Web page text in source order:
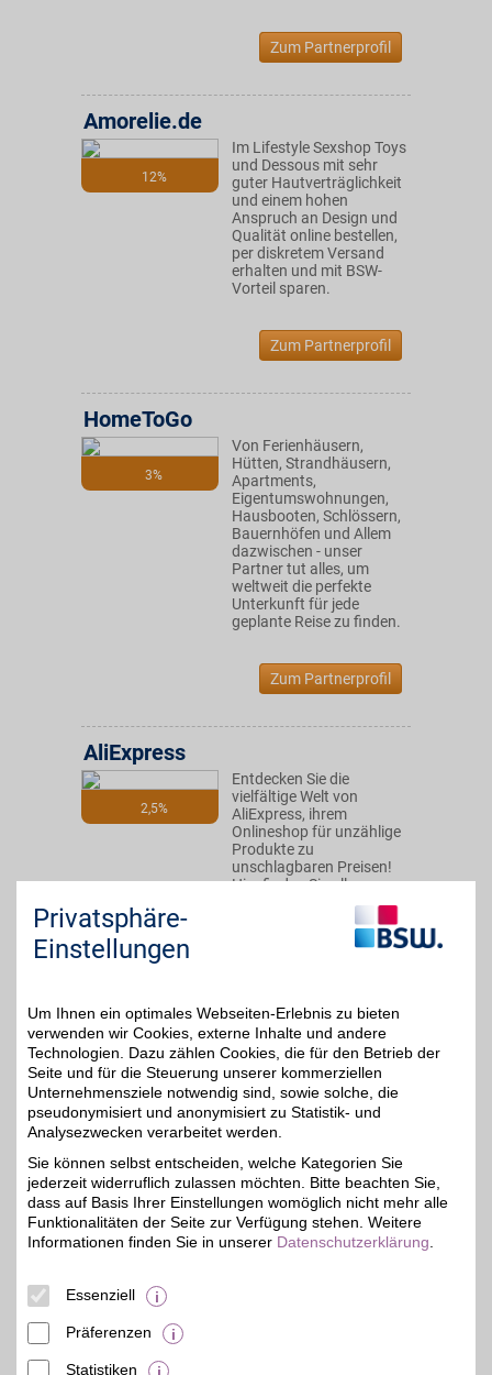
Zum Partnerprofil
12%
Amorelie.de
Im Lifestyle Sexshop Toys
und Dessous mit sehr
guter Hautverträglichkeit
und einem hohen
Anspruch an Design und
Qualität online bestellen,
per diskretem Versand
erhalten und mit BSW-
Vorteil sparen.
Zum Partnerprofil
3%
HomeToGo
Von Ferienhäusern,
Hütten, Strandhäusern,
Apartments,
Eigentumswohnungen,
Hausbooten, Schlössern,
Bauernhöfen und Allem
dazwischen - unser
Partner tut alles, um
weltweit die perfekte
Unterkunft für jede
geplante Reise zu finden.
Zum Partnerprofil
2,5%
AliExpress
Entdecken Sie die
vielfältige Welt von
AliExpress, ihrem
Onlineshop für unzählige
Produkte zu
unschlagbaren Preisen!
Hier finden Sie alles, was
das Herz begehrt. Als
BSW-Mitglied vom Vorteil
baum-bmwshop24.de
Für Ihren BMW, Mini oder
Ihr BMW-Motorrad. Von
praktischen Accessoires
Original-Ersatzteilen
finden Sie alles für
Komfort, Pflege und
Fahrfreude. So ist Ihr
Fahrzeug bestens
ausgestattet und
Privatsphäre-
Einstellungen
Um Ihnen ein optimales Webseiten-Erlebnis zu bieten
verwenden wir Cookies, externe Inhalte und andere
Technologien. Dazu zählen Cookies, die für den Betrieb der
Seite und für die Steuerung unserer kommerziellen
Unternehmensziele notwendig sind, sowie solche, die
pseudonymisiert und anonymisiert zu Statistik- und
Analysezwecken verarbeitet werden.
Sie können selbst entscheiden, welche Kategorien Sie
jederzeit widerruflich zulassen möchten. Bitte beachten Sie,
dass auf Basis Ihrer Einstellungen womöglich nicht mehr alle
Funktionalitäten der Seite zur Verfügung stehen. Weitere
Informationen finden Sie in unserer Datenschutzerklärung
Essenziell
Präferenzen
Statistiken